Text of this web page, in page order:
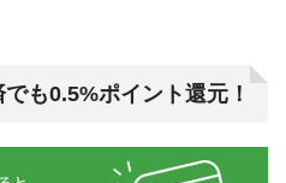
も0.5%ポイント還元！